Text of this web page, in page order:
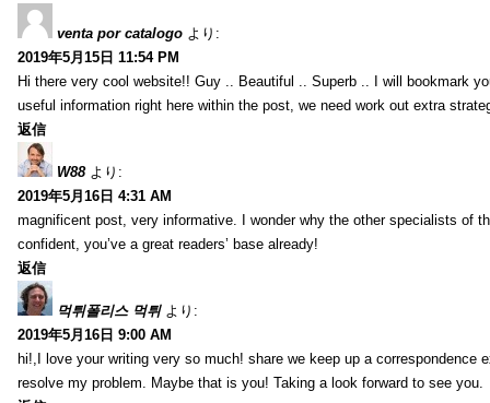
venta por catalogo より:
2019年5月15日 11:54 PM
Hi there very cool website!! Guy .. Beautiful .. Superb .. I will bookmark
useful information right here within the post, we need work out extra
返信
W88 より:
2019年5月16日 4:31 AM
magnificent post, very informative. I wonder why the other specialists of
confident, you’ve a great readers’ base already!
返信
먹튀폴리스 먹튀 より:
2019年5月16日 9:00 AM
hi!,I love your writing very so much! share we keep up a correspondence
resolve my problem. Maybe that is you! Taking a look forward to see you.